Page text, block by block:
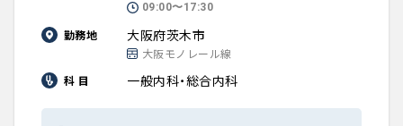
09:00〜17:30
勤務地 大阪府茨木市
大阪モノレール線
科 目
一般内科・総合内科